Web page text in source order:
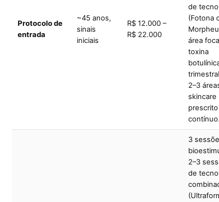
Protocolo de
entrada
~45 anos,
sinais
iniciais
R$ 12.000 –
R$ 22.000
de
(Fotona
área
toxina
2–3
skincare
prescrito
3
2–3
de